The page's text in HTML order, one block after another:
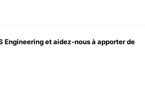
et aidez-nous à apporter de